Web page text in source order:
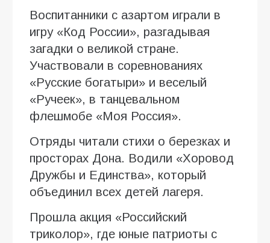
Воспитанники с азартом играли в
игру «Код России», разгадывая
загадки о великой стране.
Участвовали в соревнованиях
«Русские богатыри» и веселый
«Ручеек», в танцевальном
флешмобе «Моя Россия».
Отряды читали стихи о березках и
просторах Дона. Водили «Хоровод
Дружбы и Единства», который
объединил всех детей лагеря.
Прошла акция «Российский
триколор», где юные патриоты с